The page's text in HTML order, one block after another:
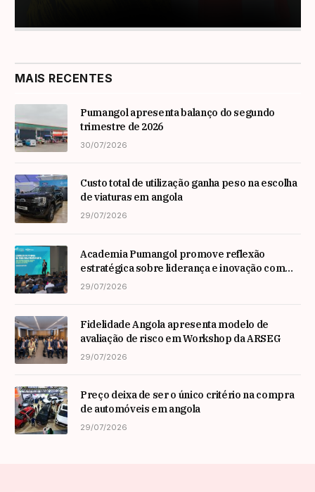
MAIS RECENTES
Pumangol apresenta balanço do segundo
trimestre de 2026
30/07/2026
Custo total de utilização ganha peso na escolha
de viaturas em angola
29/07/2026
Academia Pumangol promove reflexão
estratégica sobre liderança e inovação com
especialista internacional Nadim Habib
29/07/2026
Fidelidade Angola apresenta modelo de
avaliação de risco em Workshop da ARSEG
29/07/2026
Preço deixa de ser o único critério na compra
de automóveis em angola
29/07/2026